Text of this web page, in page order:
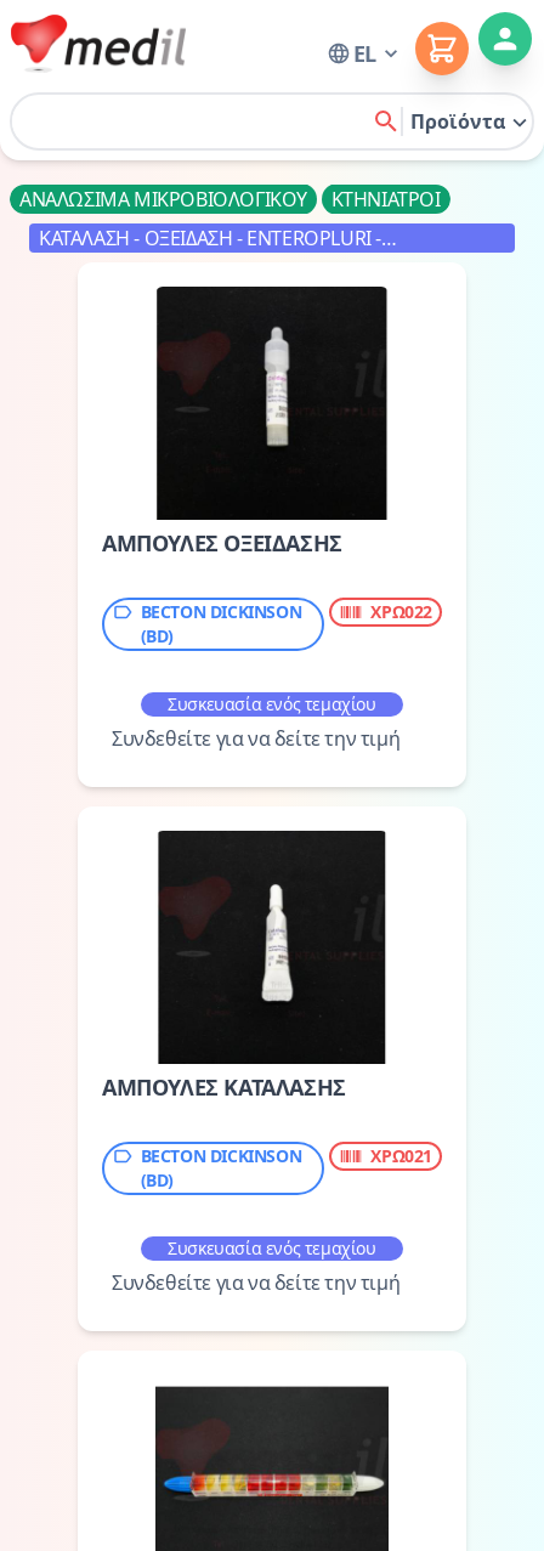
Home EL
Cart
search
Προϊόντα
ΑΝΑΛΩΣΙΜΑ ΜΙΚΡΟΒΙΟΛΟΓΙΚΟΥ
ΚΤΗΝΙΑΤΡΟΙ
ΚΑΤΑΛΑΣΗ - ΟΞΕΙΔΑΣΗ - ENTEROPLURI -
ΑΜΠΟΥΛΕΣ ΟΞΕΙΔΑΣΗΣ
BECTON DICKINSON
(BD)
ΧΡΩ022
Συσκευασία ενός τεμαχίου
Συνδεθείτε για να δείτε την τιμή
ΑΜΠΟΥΛΕΣ ΚΑΤΑΛΑΣΗΣ
BECTON DICKINSON
(BD)
ΧΡΩ021
Συσκευασία ενός τεμαχίου
Συνδεθείτε για να δείτε την τιμή